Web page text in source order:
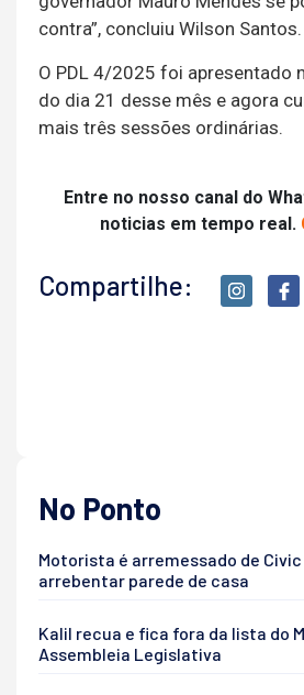
contra”, concluiu Wilson Santos.
O PDL 4/2025 foi apresentado
do dia 21 desse mês e agora
mais três sessões ordinárias.
Entre no nosso canal do
noticias em tempo real.
Compartilhe:
No Ponto
Motorista é arremessado de
arrebentar parede de casa
Kalil recua e fica fora da lista do
Assembleia Legislativa